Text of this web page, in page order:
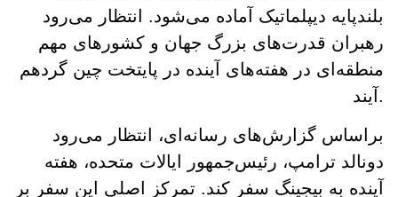
بلندپایه دیپلماتیک آماده می‌شود. انتظار می‌رود
رهبران قدرت‌های بزرگ جهان و کشورهای مهم
منطقه‌ای در هفته‌های آینده در پایتخت چین گردهم
آیند.
براساس گزارش‌های رسانه‌ای، انتظار می‌رود
دونالد ترامپ، رئیس‌جمهور ایالات متحده، هفته
آینده به بیجینگ سفر کند. تمرکز اصلی این سفر بر